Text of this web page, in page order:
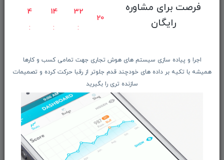
فرصت برای مشاوره
رایگان
4 14 32
19
اجرا و پیاده سازی سیستم های هوش تجاری جهت تمامی کسب و کارها
همیشه با تکیه بر داده های خودچند قدم جلوتر از رقبا حرکت کرده و تصمیمات
سازنده تری را بگیرید
راهنمای ثبت سفارش
معرفـــی همکــاران
درباره ما بیشتر بدانید
از تخفیف‌ها و جدیدترین‌های فروشگاه ما باخبر شوید: